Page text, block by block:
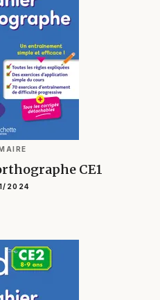
CE1
2024